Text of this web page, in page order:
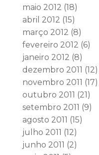
maio 2012 (18)
abril 2012 (15)
março 2012 (8)
fevereiro 2012 (6)
janeiro 2012 (8)
dezembro 2011 (12)
novembro 2011 (17)
outubro 2011 (21)
setembro 2011 (9)
agosto 2011 (15)
julho 2011 (12)
junho 2011 (2)